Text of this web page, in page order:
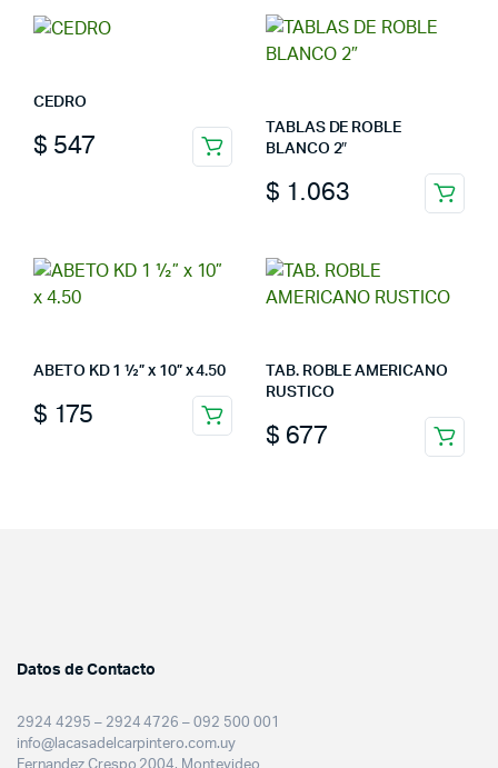
CEDRO
$ 547
TABLAS DE ROBLE
BLANCO 2″
$ 1.063
ABETO KD 1 ½” x 10” x 4.50
$ 175
TAB. ROBLE AMERICANO
RUSTICO
$ 677
Datos de Contacto
2924 4295 – 2924 4726 – 092 500 001
info@lacasadelcarpintero.com.uy
Fernandez Crespo 2004, Montevideo